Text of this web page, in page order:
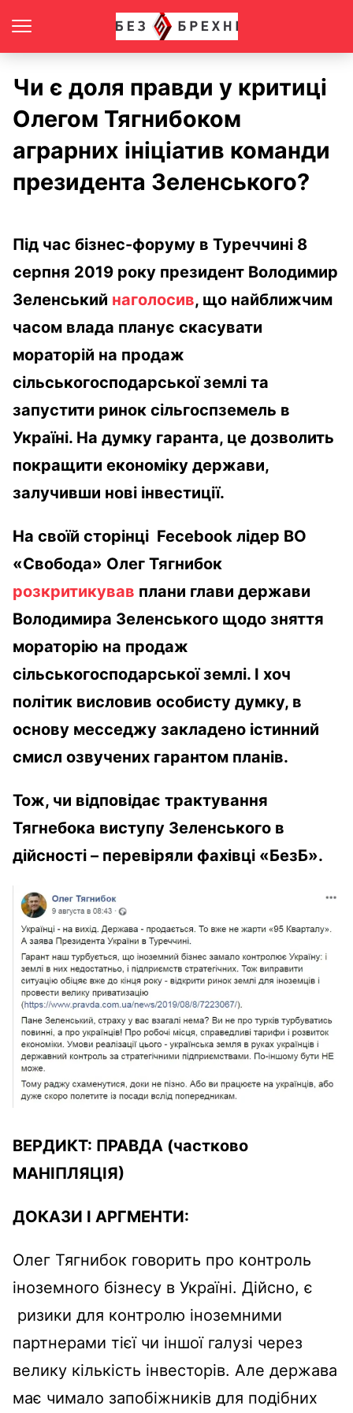
Чи є доля правди у критиці
Олегом Тягнибоком
аграрних ініціатив команди
президента Зеленського?
Під час бізнес-форуму в Туреччині 8
серпня 2019 року президент Володимир
Зеленський наголосив, що найближчим
часом влада планує скасувати
мораторій на продаж
сільськогосподарської землі та
запустити ринок сільгоспземель в
Україні. На думку гаранта, це дозволить
покращити економіку держави,
залучивши нові інвестиції.
На своїй сторінці Fecebook лідер ВО
«Свобода» Олег Тягнибок
розкритикував плани глави держави
Володимира Зеленського щодо зняття
мораторію на продаж
сільськогосподарської землі. І хоч
політик висловив особисту думку, в
основу месседжу закладено істинний
смисл озвучених гарантом планів.
Тож, чи відповідає трактування
Тягнебока виступу Зеленського в
дійсності – перевіряли фахівці «БезБ».
ВЕРДИКТ: ПРАВДА (частково
МАНІПЛЯЦІЯ)
ДОКАЗИ І АРГМЕНТИ:
Олег Тягнибок говорить про контроль
іноземного бізнесу в Україні. Дійсно, є
ризики для контролю іноземними
партнерами тієї чи іншої галузі через
велику кількість інвесторів. Але держава
має чимало запобіжників для подібних